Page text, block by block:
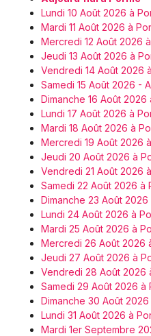
Lundi 10 Août 2026 à
Mardi 11 Août 2026 à
Mercredi 12 Août 2026
Jeudi 13 Août 2026 à
Vendredi 14 Août 2026
Samedi 15 Août 2026 -
Dimanche 16 Août 2026
Lundi 17 Août 2026 à
Mardi 18 Août 2026 à
Mercredi 19 Août 2026
Jeudi 20 Août 2026 à
Vendredi 21 Août 2026
Samedi 22 Août 2026 à
Dimanche 23 Août 2026
Lundi 24 Août 2026 à
Mardi 25 Août 2026 à
Mercredi 26 Août 2026
Jeudi 27 Août 2026 à
Vendredi 28 Août 2026
Samedi 29 Août 2026 à
Dimanche 30 Août
Lundi 31 Août 2026 à
Mardi 1er Septembre